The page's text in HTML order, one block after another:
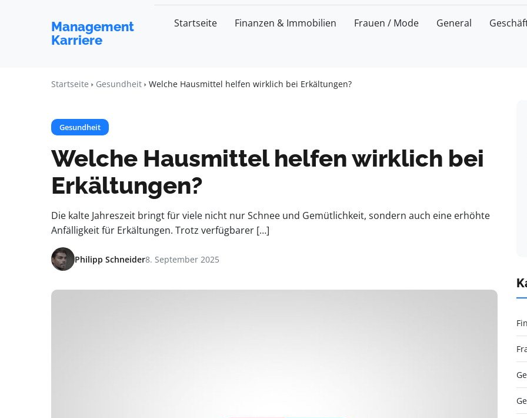
Management
Karriere
Startseite Finanzen & Immobilien Frauen / Mode General
Startseite Gesundheit Welche Hausmittel helfen wirklich bei Erkältungen?
Gesundheit
Welche Hausmittel helfen wirklich bei
Erkältungen?
Die kalte Jahreszeit bringt für viele nicht nur Schnee und Gemütlichkeit, sondern auch eine erhöhte
Anfälligkeit für Erkältungen. Trotz verfügbarer […]
Philipp Schneider8. September 2025